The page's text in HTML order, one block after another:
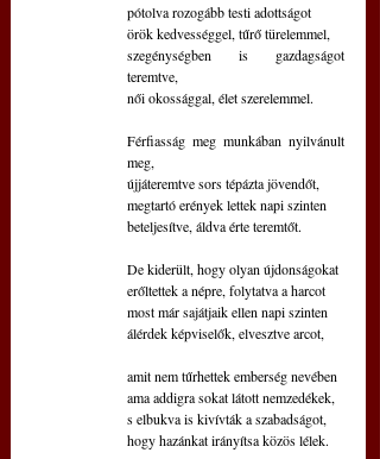
pótolva rozogább testi adottságot
örök kedvességgel, tűrő türelemmel,
szegénységben is gazdagságot
teremtve,
női okossággal, élet szerelemmel.
Férfiasság meg munkában nyilvánult
meg,
újjáteremtve sors tépázta jövendőt,
megtartó erények lettek napi szinten
beteljesítve, áldva érte teremtőt.
De kiderült, hogy olyan újdonságokat
erőltettek a népre, folytatva a harcot
most már sajátjaik ellen napi szinten
álérdek képviselők, elvesztve arcot,
amit nem tűrhettek emberség nevében
ama addigra sokat látott nemzedékek,
s elbukva is kivívták a szabadságot,
hogy hazánkat irányítsa közös lélek.